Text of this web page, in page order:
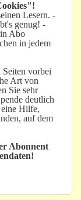
Lesern. -
genug! -
Abo
in jedem
vorbei
Art von
Sie sehr
deutlich
Hilfe,
auf dem
Abonnent